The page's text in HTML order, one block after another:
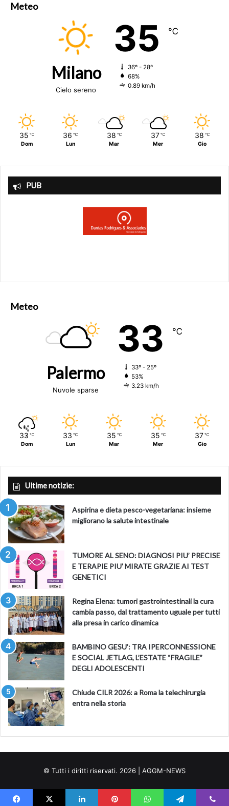
Meteo
Milano
Cielo sereno
35 ℃
36º - 28º
68%
0.89 km/h
35 ℃
Dom
36 ℃
Lun
38 ℃
Mar
37 ℃
Mer
38 ℃
Gio
PUB
Meteo
Palermo
Nuvole sparse
33 ℃
33º - 25º
53%
3.23 km/h
33 ℃
Dom
33 ℃
Lun
35 ℃
Mar
35 ℃
Mer
37 ℃
Gio
Ultime notizie:
Aspirina e dieta pesco-vegetariana: insieme
migliorano la salute intestinale
TUMORE AL SENO: DIAGNOSI PIU’ PRECISE
E TERAPIE PIU’ MIRATE GRAZIE AI TEST
GENETICI
Regina Elena: tumori gastrointestinali la cura
cambia passo, dal trattamento uguale per tutti
alla presa in carico dinamica
BAMBINO GESU’: TRA IPERCONNESSIONE
E SOCIAL JETLAG, L’ESTATE “FRAGILE”
DEGLI ADOLESCENTI
Chiude CILR 2026: a Roma la telechirurgia
entra nella storia
© Tutti i diritti riservati. 2026 | AGGM-NEWS